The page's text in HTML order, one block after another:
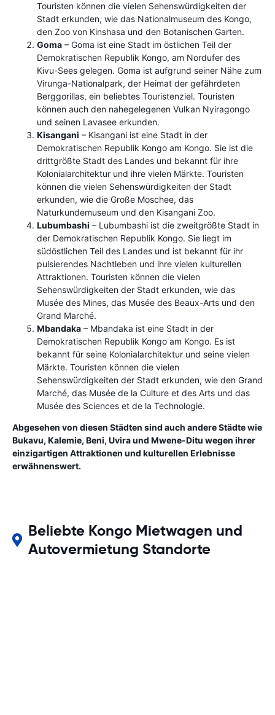
Touristen können die vielen Sehenswürdigkeiten der
Stadt erkunden, wie das Nationalmuseum des Kongo,
den Zoo von Kinshasa und den Botanischen Garten.
Goma – Goma ist eine Stadt im östlichen Teil der
Demokratischen Republik Kongo, am Nordufer des
Kivu-Sees gelegen. Goma ist aufgrund seiner Nähe zum
Virunga-Nationalpark, der Heimat der gefährdeten
Berggorillas, ein beliebtes Touristenziel. Touristen
können auch den nahegelegenen Vulkan Nyiragongo
und seinen Lavasee erkunden.
Kisangani – Kisangani ist eine Stadt in der
Demokratischen Republik Kongo am Kongo. Sie ist die
drittgrößte Stadt des Landes und bekannt für ihre
Kolonialarchitektur und ihre vielen Märkte. Touristen
können die vielen Sehenswürdigkeiten der Stadt
erkunden, wie die Große Moschee, das
Naturkundemuseum und den Kisangani Zoo.
Lubumbashi – Lubumbashi ist die zweitgrößte Stadt in
der Demokratischen Republik Kongo. Sie liegt im
südöstlichen Teil des Landes und ist bekannt für ihr
pulsierendes Nachtleben und ihre vielen kulturellen
Attraktionen. Touristen können die vielen
Sehenswürdigkeiten der Stadt erkunden, wie das
Musée des Mines, das Musée des Beaux-Arts und den
Grand Marché.
Mbandaka – Mbandaka ist eine Stadt in der
Demokratischen Republik Kongo am Kongo. Es ist
bekannt für seine Kolonialarchitektur und seine vielen
Märkte. Touristen können die vielen
Sehenswürdigkeiten der Stadt erkunden, wie den Grand
Marché, das Musée de la Culture et des Arts und das
Musée des Sciences et de la Technologie.
Abgesehen von diesen Städten sind auch andere Städte wie
Bukavu, Kalemie, Beni, Uvira und Mwene-Ditu wegen ihrer
einzigartigen Attraktionen und kulturellen Erlebnisse
erwähnenswert.
Beliebte Kongo Mietwagen und
Autovermietung Standorte